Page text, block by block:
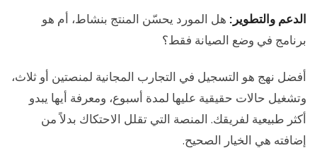
الدعم والتطوير: هل المورد يحسّن المنتج بنشاط، أم هو
برنامج في وضع الصيانة فقط؟
أفضل نهج هو التسجيل في التجارب المجانية لمنصتين أو ثلاث،
وتشغيل حالات حقيقية عليها لمدة أسبوع، ومعرفة أيها يبدو
أكثر طبيعية لفريقك. المنصة التي تقلل الاحتكاك بدلاً من
إضافته هي الخيار الصحيح.